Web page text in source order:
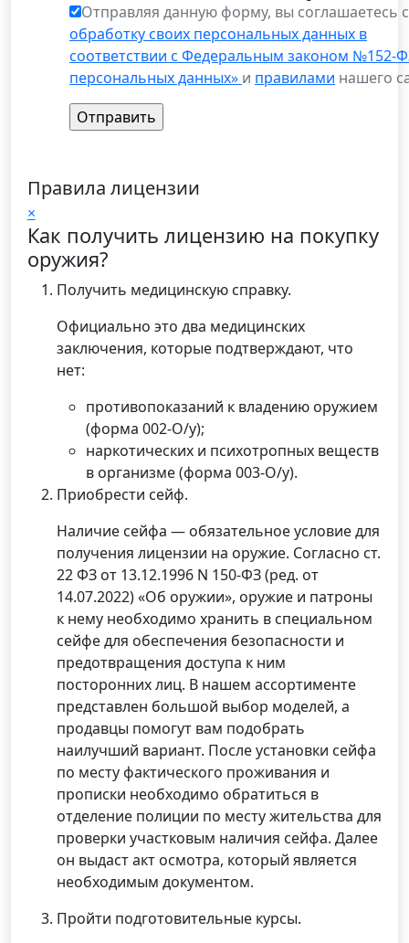
Отправляя данную форму, вы соглашаетесь
обработку своих персональных данных в
соответствии с Федеральным законом №152-
персональных данных» и правилами нашего
Правила лицензии
×
Как получить лицензию на покупку
оружия?
Получить медицинскую справку.
Официально это два медицинских
заключения, которые подтверждают, что
нет:
противопоказаний к владению оружием
(форма 002-О/у);
наркотических и психотропных веществ
в организме (форма 003-О/у).
Приобрести сейф.
Наличие сейфа — обязательное условие для
получения лицензии на оружие. Согласно ст.
22 ФЗ от 13.12.1996 N 150-ФЗ (ред. от
14.07.2022) «Об оружии», оружие и патроны
к нему необходимо хранить в специальном
сейфе для обеспечения безопасности и
предотвращения доступа к ним
посторонних лиц. В нашем ассортименте
представлен большой выбор моделей, а
продавцы помогут вам подобрать
наилучший вариант. После установки сейфа
по месту фактического проживания и
прописки необходимо обратиться в
отделение полиции по месту жительства для
проверки участковым наличия сейфа. Далее
он выдаст акт осмотра, который является
необходимым документом.
Пройти подготовительные курсы.